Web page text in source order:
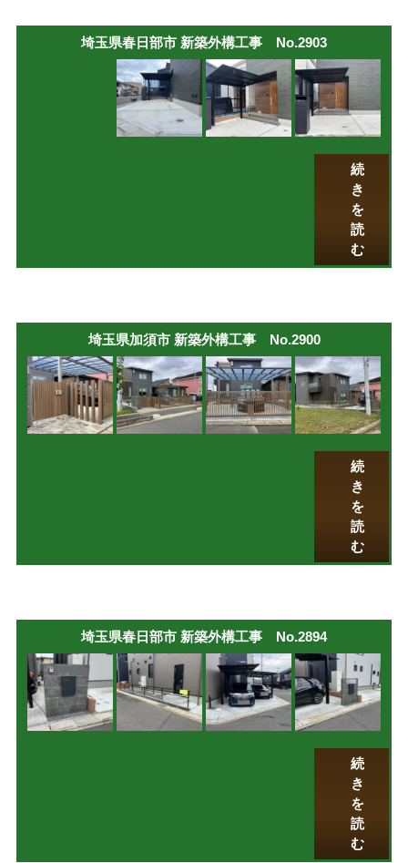
埼玉県春日部市 新築外構工事 No.2903
続
き
を
読
む
埼玉県加須市 新築外構工事 No.2900
続
き
を
読
む
埼玉県春日部市 新築外構工事 No.2894
続
き
を
読
む